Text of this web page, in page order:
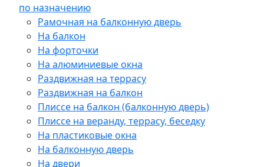
по назначению
Рамочная на балконную дверь
На балкон
На форточки
На алюминиевые окна
Раздвижная на террасу
Раздвижная на балкон
Плиссе на балкон (балконную дверь)
Плиссе на веранду, террасу, беседку
На пластиковые окна
На балконную дверь
На двери